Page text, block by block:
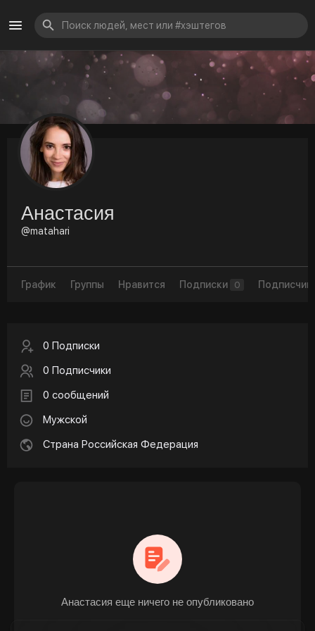
Анастасия
@matahari
График Группы Нравится Подписки 0
0 Подписки
0 Подписчики
0 сообщений
Мужской
Страна Российская Федерация
Анастасия еще ничего не опубликовано